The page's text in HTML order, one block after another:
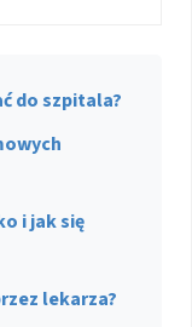
do szpitala?
i jak się
lekarza?